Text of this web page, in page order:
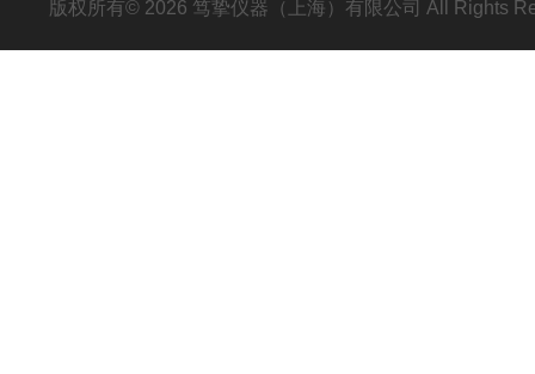
版权所有© 2026 笃挚仪器（上海）有限公司 All Rights